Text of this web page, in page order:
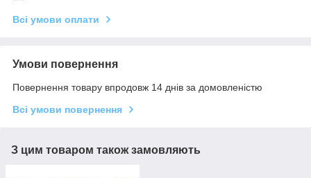
Всі умови оплати
Умови повернення
Повернення товару впродовж 14 днів за домовленістю
Всі умови повернення
З цим товаром також замовляють